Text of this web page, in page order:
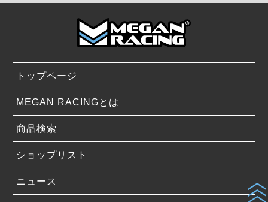
トップページ
MEGAN RACINGとは
商品検索
ショップリスト
ニュース